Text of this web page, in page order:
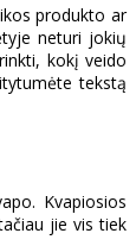
produkto ar
neturi jokių
kokį veido
tekstą
Kvapiosios
jie vis tiek